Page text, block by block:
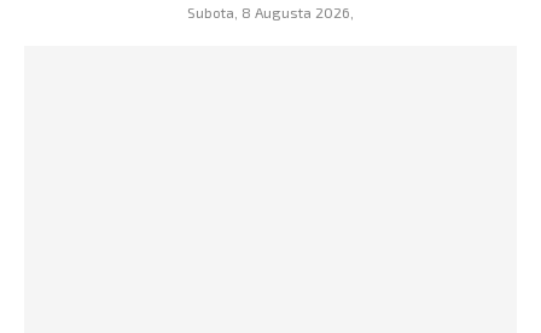
Subota, 8 Augusta 2026,